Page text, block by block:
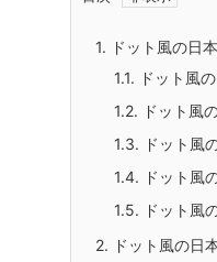
1. ドット風の日
1.1. ドット風
1.2. ドット風
1.3. ドット風
1.4. ドット風
1.5. ドット風
2. ドット風の日